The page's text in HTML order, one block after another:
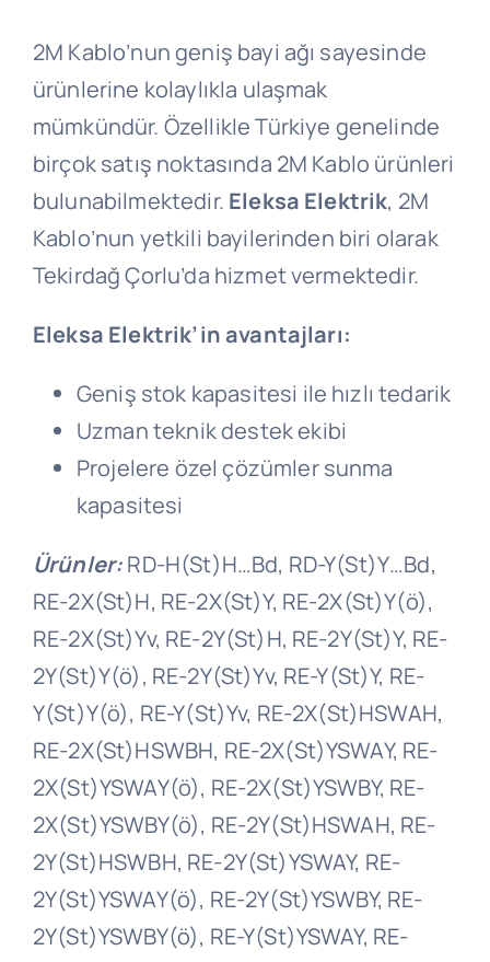
2M Kablo’nun geniş bayi ağı sayesinde
ürünlerine kolaylıkla ulaşmak
mümkündür. Özellikle Türkiye genelinde
birçok satış noktasında 2M Kablo ürünleri
bulunabilmektedir. Eleksa Elektrik, 2M
Kablo’nun yetkili bayilerinden biri olarak
Tekirdağ Çorlu’da hizmet vermektedir.
Eleksa Elektrik’in avantajları:
Geniş stok kapasitesi ile hızlı tedarik
Uzman teknik destek ekibi
Projelere özel çözümler sunma
kapasitesi
Ürünler:RD-H(St)H…Bd, RD-Y(St)Y…Bd,
RE-2X(St)H, RE-2X(St)Y, RE-2X(St)Y(ö),
RE-2X(St)Yv, RE-2Y(St)H, RE-2Y(St)Y, RE-
2Y(St)Y(ö), RE-2Y(St)Yv, RE-Y(St)Y, RE-
Y(St)Y(ö), RE-Y(St)Yv, RE-2X(St)HSWAH,
RE-2X(St)HSWBH, RE-2X(St)YSWAY, RE-
2X(St)YSWAY(ö), RE-2X(St)YSWBY, RE-
2X(St)YSWBY(ö), RE-2Y(St)HSWAH, RE-
2Y(St)HSWBH, RE-2Y(St)YSWAY, RE-
2Y(St)YSWAY(ö), RE-2Y(St)YSWBY, RE-
2Y(St)YSWBY(ö), RE-Y(St)YSWAY, RE-